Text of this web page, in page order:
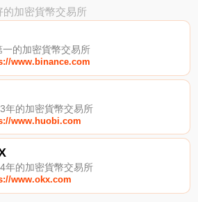
的加密貨幣交易所
一的加密貨幣交易所
www.binance.com
年的加密貨幣交易所
www.huobi.com
年的加密貨幣交易所
www.okx.com